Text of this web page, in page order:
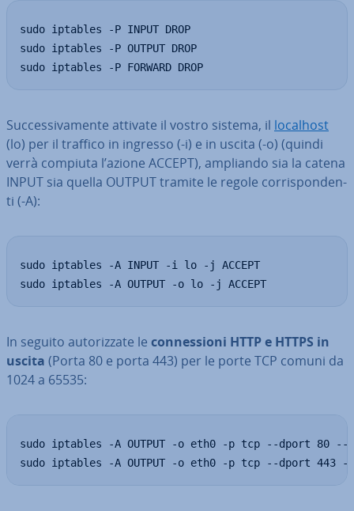
sudo iptables -P INPUT DROP
sudo iptables -P OUTPUT DROP
sudo iptables -P FORWARD DROP
Suc­ces­si­va­men­te attivate il vostro sistema, il localhost
(lo) per il traffico in ingresso (-i) e in uscita (-o) (quindi
verrà compiuta l’azione ACCEPT), ampliando sia la catena
INPUT sia quella OUTPUT tramite le regole cor­ri­spon­den­
ti (-A):
sudo iptables -A INPUT -i lo -j ACCEPT
sudo iptables -A OUTPUT -o lo -j ACCEPT
In seguito au­to­riz­za­te le con­nes­sio­ni HTTP e HTTPS in
uscita (Porta 80 e porta 443) per le porte TCP comuni da
1024 a 65535:
sudo iptables -A OUTPUT -o eth0 -p tcp --dport 80 --
sudo iptables -A OUTPUT -o eth0 -p tcp --dport 443 --